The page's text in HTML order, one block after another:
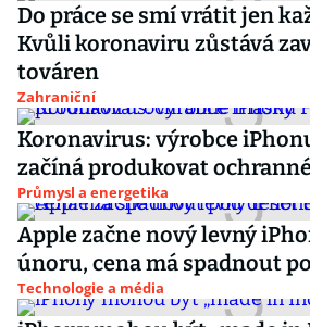
Do práce se smí vrátit jen
Kvůli koronaviru zůstává
továren
Zahraniční
Koronavirus: výrobce
začíná produkovat
Průmysl a energetika
Apple začne nový levný
únoru, cena má spadnout
Technologie a média